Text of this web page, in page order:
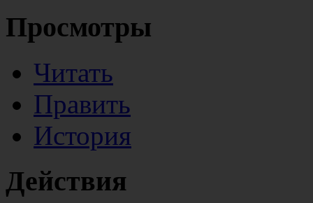
Просмотры
Читать
Править
История
Действия